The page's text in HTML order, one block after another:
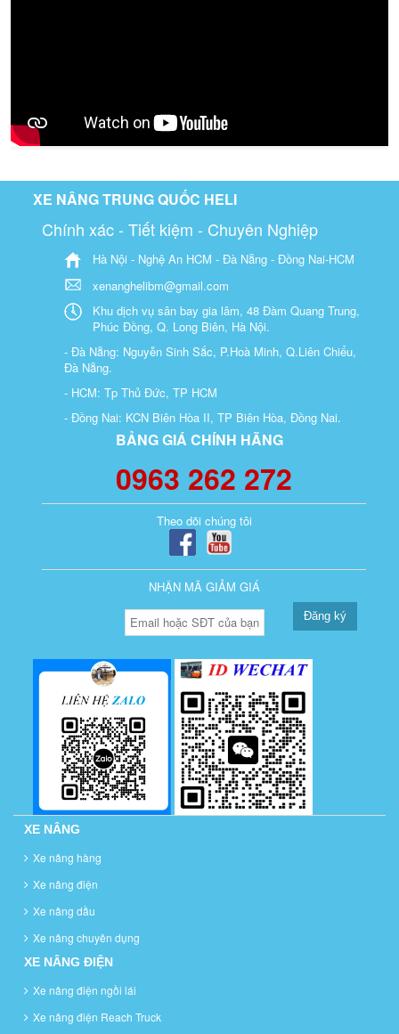
XE NÂNG TRUNG QUỐC HELI
Chính xác - Tiết kiệm - Chuyên Nghiệp
Hà Nội - Nghệ An HCM - Đà Nẵng - Đồng Nai-HCM
xenanghelibm@gmail.com
Khu dịch vụ sân bay gia lâm, 48 Đàm Quang Trung,
Phúc Đồng, Q. Long Biên, Hà Nội.
- Đà Nẵng: Nguyễn Sinh Sắc, P.Hoà Minh, Q.Liên Chiểu,
Đà Nẵng.
- HCM: Tp Thủ Đức, TP HCM
- Đồng Nai: KCN Biên Hòa II, TP Biên Hòa, Đồng Nai.
BẢNG GIÁ CHÍNH HÃNG
0963 262 272
Theo dõi chúng tôi
NHẬN MÃ GIẢM GIÁ
Đăng ký
XE NÂNG
Xe nâng hàng
Xe nâng điện
Xe nâng dầu
Xe nâng chuyên dụng
XE NÂNG ĐIỆN
Xe nâng điện ngồi lái
Xe nâng điện Reach Truck